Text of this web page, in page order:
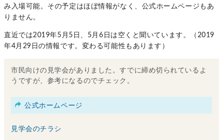
み入場可能。その予定はほぼ情報がなく、公式ホームページもあ
りません。
直近では2019年5月5日、5月6日は空くと聞いています。（2019
年4月29日の情報です。変わる可能性もあります）
市民向けの見学会がありました。すでに締め切られているよ
うですが、参考になるのでチェック。
公式ホームページ
見学会のチラシ